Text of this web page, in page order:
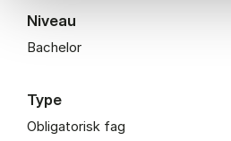
Niveau
Bachelor
Type
Obligatorisk fag